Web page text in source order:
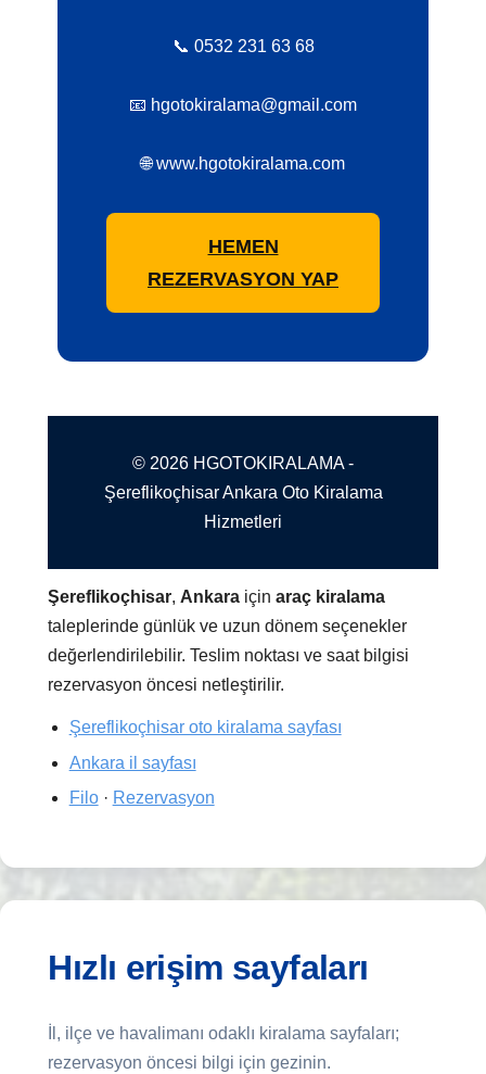
📞 0532 231 63 68
📧 hgotokiralama@gmail.com
🌐 www.hgotokiralama.com
HEMEN
REZERVASYON YAP
© 2026 HGOTOKIRALAMA -
Şereflikoçhisar Ankara Oto Kiralama
Hizmetleri
Şereflikoçhisar, Ankara içinaraç kiralama
taleplerinde günlük ve uzun dönem seçenekler
değerlendirilebilir. Teslim noktası ve saat bilgisi
rezervasyon öncesi netleştirilir.
Şereflikoçhisar oto kiralama sayfası
Ankara il sayfası
Filo· Rezervasyon
Hızlı erişim sayfaları
İl, ilçe ve havalimanı odaklı kiralama sayfaları;
rezervasyon öncesi bilgi için gezinin.